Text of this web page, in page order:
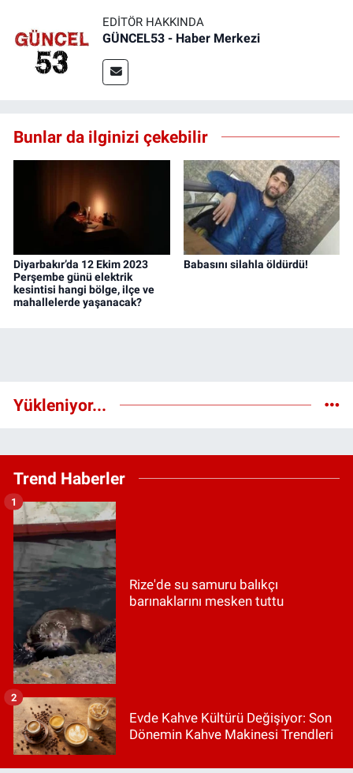
EDITÖR HAKKINDA
GÜNCEL53 - Haber Merkezi
Bunlar da ilginizi çekebilir
Diyarbakır’da 12 Ekim 2023
Perşembe günü elektrik
kesintisi hangi bölge, ilçe ve
mahallelerde yaşanacak?
Babasını silahla öldürdü!
Yükleniyor...
Trend Haberler
Rize'de su samuru balıkçı
barınaklarını mesken tuttu
1
Evde Kahve Kültürü Değişiyor: Son
Dönemin Kahve Makinesi Trendleri
2